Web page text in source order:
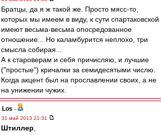
Братцы, да я ж такой же. Просто мясс-то,
которых мы имеем в виду, к сути спартаковской
имеют весьма-весьма опосредованное
отношение... Но каламбурится неплохо, три
смысла собирая...
А к староверам и себя причисляю, и лучшие
("простые") кричалки за семидесятыми числю.
Когда акцент был на прославлении своих, а не
на унижении чужих.
Los -
31 май 2013 21:31
Штиллер